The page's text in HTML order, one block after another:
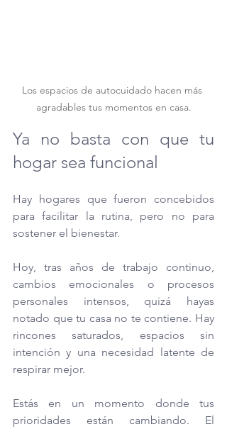
Los espacios de autocuidado hacen más
agradables tus momentos en casa.
Ya no basta con que tu
hogar sea funcional
Hay hogares que fueron concebidos
para facilitar la rutina, pero no para
sostener el bienestar.
Hoy, tras años de trabajo continuo,
cambios emocionales o procesos
personales intensos, quizá hayas
notado que tu casa no te contiene. Hay
rincones saturados, espacios sin
intención y una necesidad latente de
respirar mejor.
Estás en un momento donde tus
prioridades están cambiando. El